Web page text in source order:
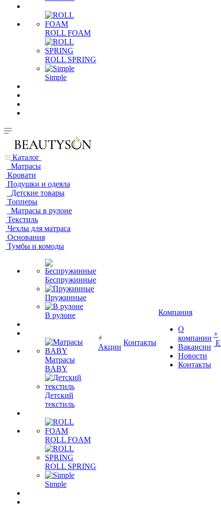
ROLL FOAM
ROLL SPRING
Simple
Каталог
Матрасы
Кровати
Подушки и одеяла
Детские товары
Топперы
Матрасы в рулоне
Текстиль
Чехлы для матраса
Основания
Тумбы и комоды
Беспружинные
Пружинные
В рулоне
Матрасы
BABY
Детский
текстиль
ROLL FOAM
ROLL SPRING
Simple
Акции
Контакты
Компания
О
компании
Вакансии
Новости
Контакты
+